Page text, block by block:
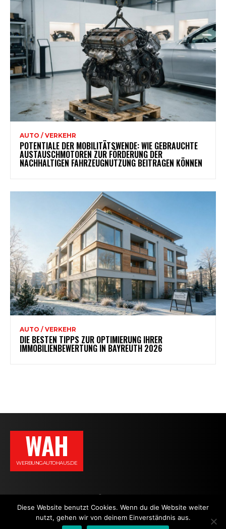
AUTO / VERKEHR
POTENTIALE DER MOBILITÄTSWENDE: WIE GEBRAUCHTE
AUSTAUSCHMOTOREN ZUR FÖRDERUNG DER
NACHHALTIGEN FAHRZEUGNUTZUNG BEITRAGEN KÖNNEN
AUTO / VERKEHR
DIE BESTEN TIPPS ZUR OPTIMIERUNG IHRER
IMMOBILIENBEWERTUNG IN BAYREUTH 2026
WAH
WERBUNGAUTOHAUS.DE
AGB DATENSCHUTZERKLÄRUNG
Diese Website benutzt Cookies. Wenn du die Website weiter
nutzt, gehen wir von deinem Einverständnis aus.